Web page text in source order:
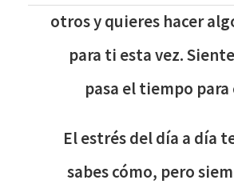
otros y quieres hacer
para ti esta vez.
pasa el tiempo
El estrés del día a día
sabes cómo, pero